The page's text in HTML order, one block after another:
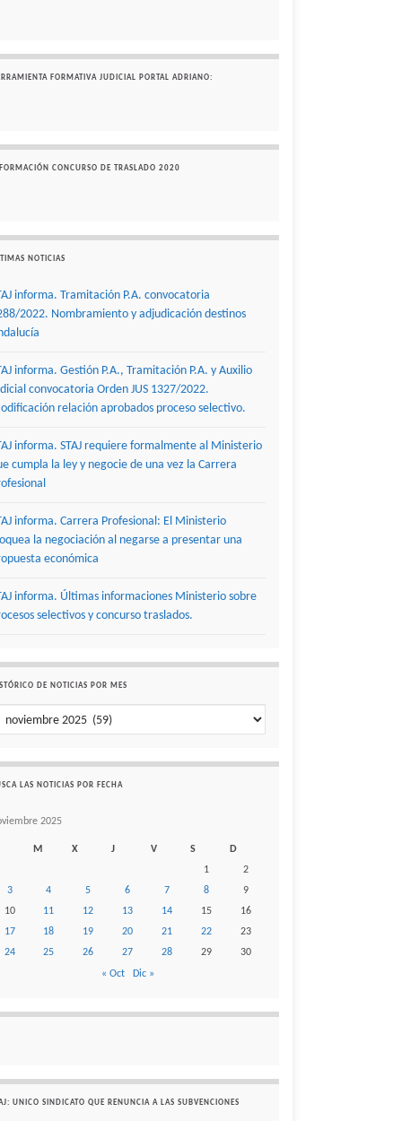
FORMATIVA JUDICIAL PORTAL ADRIANO:
CONCURSO DE TRASLADO 2020
NOTICIAS
informa. Tramitación P.A. convocatoria
2022. Nombramiento y adjudicación destinos
informa. Gestión P.A., Tramitación P.A. y Auxilio
convocatoria Orden JUS 1327/2022.
relación aprobados proceso selectivo.
informa. STAJ requiere formalmente al Ministerio
cumpla la ley y negocie de una vez la Carrera
informa. Carrera Profesional: El Ministerio
la negociación al negarse a presentar una
económica
informa. Últimas informaciones Ministerio sobre
selectivos y concurso traslados.
DE NOTICIAS POR MES
de noticias por mes
LAS NOTICIAS POR FECHA
2025
M X J V S
D
1
2
3
4 5 6 7 8
9
10
11 12 13 14 15
16
17
18 19 20 21 22
23
24
25 26 27 28 29
30
« Oct
Dic »
UNICO SINDICATO QUE RENUNCIA A LAS SUBVENCIONES